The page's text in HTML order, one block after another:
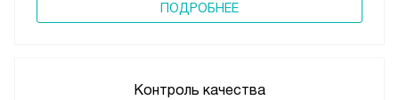
ПОДРОБНЕЕ
Контроль качества